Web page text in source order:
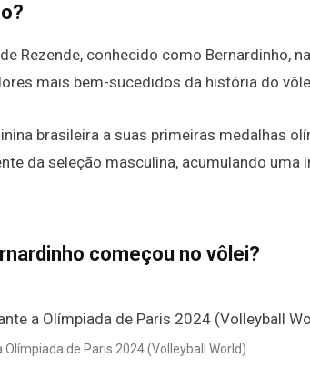
Rezende, conhecido como Bernardinho,
mais bem-sucedidos da história do
brasileira a suas primeiras medalhas
da seleção masculina, acumulando
começou no vôlei?
de Paris 2024 (Volleyball World)